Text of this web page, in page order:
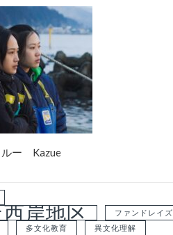
ルー Kazue
岸地区
ファンドレイズ
多文化教育 異文化理解